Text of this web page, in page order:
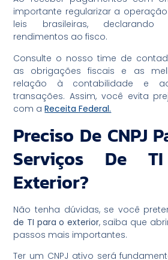
importante regularizar a
leis brasileiras, declarando
rendimentos ao fisco.
Consulte o nosso time de
as obrigações fiscais e as
relação à contabilidade e
transações. Assim, você evita
com aReceita Federal.
Preciso De CNPJ
Serviços De
Exterior?
Não tenha dúvidas, se você
de TI para o exterior, saiba que
passos mais importantes.
Ter um CNPJ ativo será